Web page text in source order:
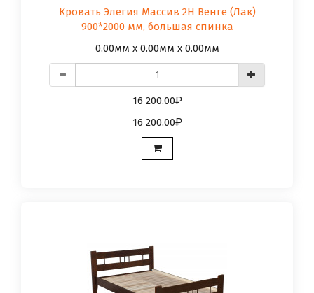
Кровать Элегия Массив 2Н Венге (Лак)
900*2000 мм, большая спинка
0.00мм x 0.00мм x 0.00мм
16 200.00
16 200.00